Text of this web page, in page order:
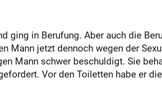
ging in Berufung. Aber auch die
Mann jetzt dennoch wegen der
Mann schwer beschuldigt. Sie
Vor den Toiletten habe er